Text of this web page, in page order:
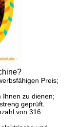
Preis;
Ihnen zu dienen;
geprüft.
von 316